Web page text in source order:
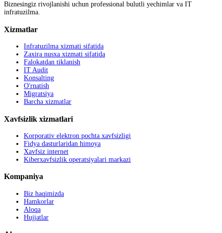
Biznesingiz rivojlanishi uchun professional bulutli yechimlar va IT
infratuzilma.
Xizmatlar
Infratuzilma xizmati sifatida
Zaxira nusxa xizmati sifatida
Falokatdan tiklanish
IT Audit
Konsalting
O'rnatish
Migratsiya
Barcha xizmatlar
Xavfsizlik xizmatlari
Korporativ elektron pochta xavfsizligi
Fidya dasturlaridan himoya
Xavfsiz internet
Kiberxavfsizlik operatsiyalari markazi
Kompaniya
Biz haqimizda
Hamkorlar
Aloqa
Hujjatlar